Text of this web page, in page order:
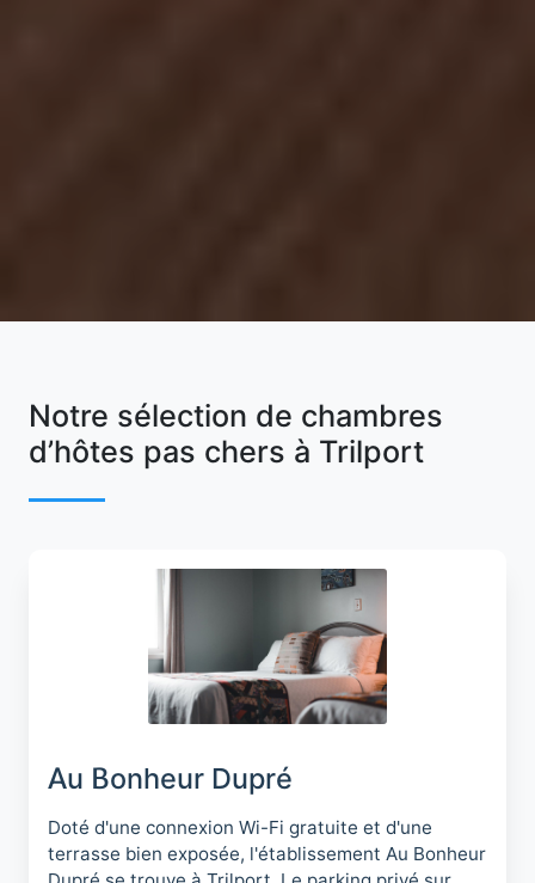
Notre sélection de chambres
d’hôtes pas chers à Trilport
Au Bonheur Dupré
Doté d'une connexion Wi-Fi gratuite et d'une
terrasse bien exposée, l'établissement Au Bonheur